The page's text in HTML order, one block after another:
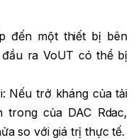
đến một thiết bị bên
ra VoUT có thể bị
Nếu trở kháng của tải
của DAC Rdac,
so với giá trị thực tế.